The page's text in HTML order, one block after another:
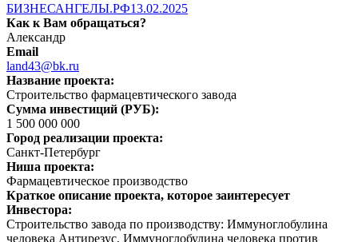
БИЗНЕСАНГЕЛЫ.РФ13.02.2025
Как к Вам обращаться?
Александр
Email
land43@bk.ru
Название проекта:
Строительство фармацевтического завода
Сумма инвестиций (РУБ):
1 500 000 000
Город реализации проекта:
Санкт-Петербург
Ниша проекта:
Фармацевтическое производство
Краткое описание проекта, которое заинтересует
Инвестора:
Строительство завода по производству: Иммуноглобулина
человека Антирезус, Иммуноглобулина человека против